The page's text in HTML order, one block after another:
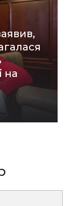
на